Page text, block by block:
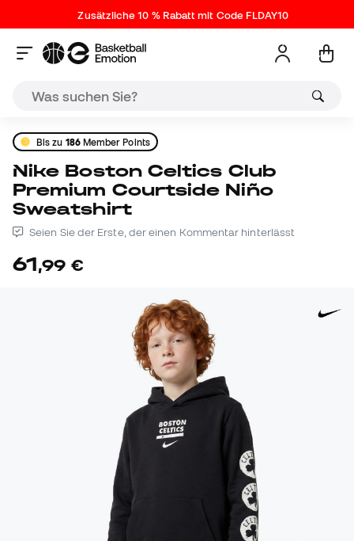
Zusätzliche 10 % Rabatt mit Code FLDAY10
Bis zu 186Member Points
Nike Boston Celtics Club
Premium Courtside Niño
Sweatshirt
Seien Sie der Erste, der einen Kommentar hinterlässt
61,99 €